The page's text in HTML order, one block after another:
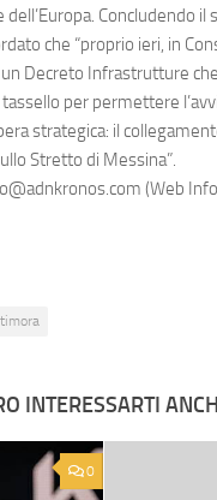
Concludendo il
che “proprio ieri, in
Decreto Infrastrutture
per permettere
strategica: il
Stretto di Messina”.
(Web
INTERESSARTI
0